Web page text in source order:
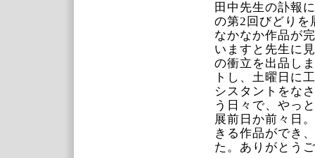
田中先生の訃報
の第2回びどりを
なかなか作品が
いますと先生に
の衝立を出品し
トし、土曜日に
シスタントをな
う日々で、やっ
展前日か前々日
きる作品ができ
た。ありがとう